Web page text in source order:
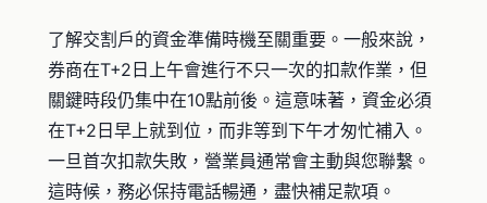
了解交割戶的資金準備時機至關重要。一般來說，
券商在T+2日上午會進行不只一次的扣款作業，但
關鍵時段仍集中在10點前後。這意味著，資金必須
在T+2日早上就到位，而非等到下午才匆忙補入。
一旦首次扣款失敗，營業員通常會主動與您聯繫。
這時候，務必保持電話暢通，盡快補足款項。